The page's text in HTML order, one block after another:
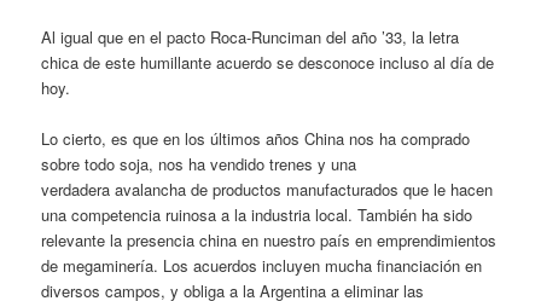
Al igual que en el pacto Roca-Runciman del año ’33, la letra
chica de este humillante acuerdo se desconoce incluso al día de
hoy.
Lo cierto, es que en los últimos años China nos ha comprado
sobre todo soja, nos ha vendido trenes y una
verdadera avalancha de productos manufacturados que le hacen
una competencia ruinosa a la industria local. También ha sido
relevante la presencia china en nuestro país en emprendimientos
de megaminería. Los acuerdos incluyen mucha financiación en
diversos campos, y obliga a la Argentina a eliminar las